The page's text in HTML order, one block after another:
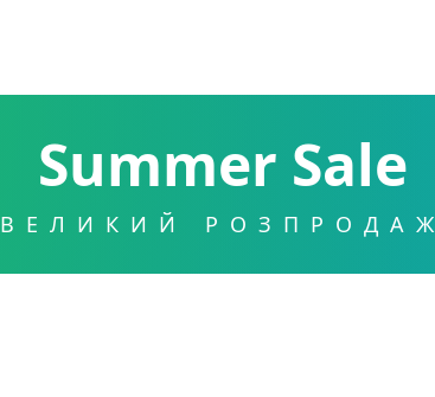
Summer Sale
ВЕЛИКИЙ РОЗПРОДАЖ